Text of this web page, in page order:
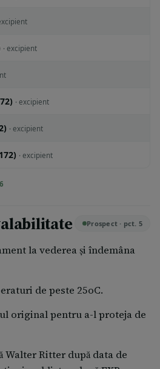
· excipient
· excipient
· excipient
· excipient
Prospect · pct. 5
la vederea şi îndemâna
de peste 25oC.
original pentru a-l proteja de
Ritter după data de